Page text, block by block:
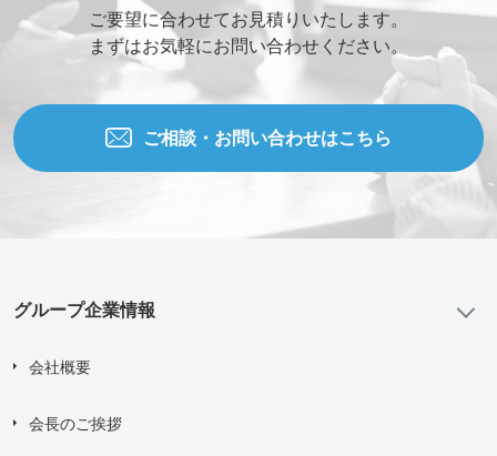
ご要望に合わせてお見積りいたします。
まずはお気軽にお問い合わせください。
ご相談・お問い合わせはこちら
グループ企業情報
会社概要
会長のご挨拶